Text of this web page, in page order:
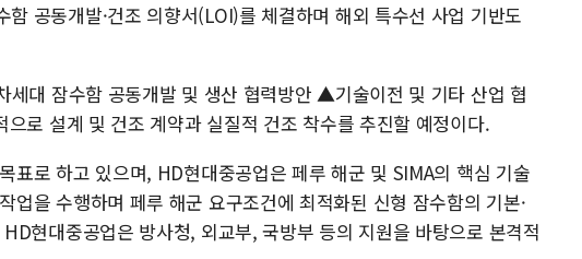
공동개발·건조 의향서(LOI)를 체결하며 해외 특수선 사업 기반도
대 잠수함 공동개발 및 생산 협력방안 ▲기술이전 및 기타 산업 협
로 설계 및 건조 계약과 실질적 건조 착수를 추진할 예정이다.
표로 하고 있으며, HD현대중공업은 페루 해군 및 SIMA의 핵심 기술
업을 수행하며 페루 해군 요구조건에 최적화된 신형 잠수함의 기본·
현대중공업은 방사청, 외교부, 국방부 등의 지원을 바탕으로 본격적